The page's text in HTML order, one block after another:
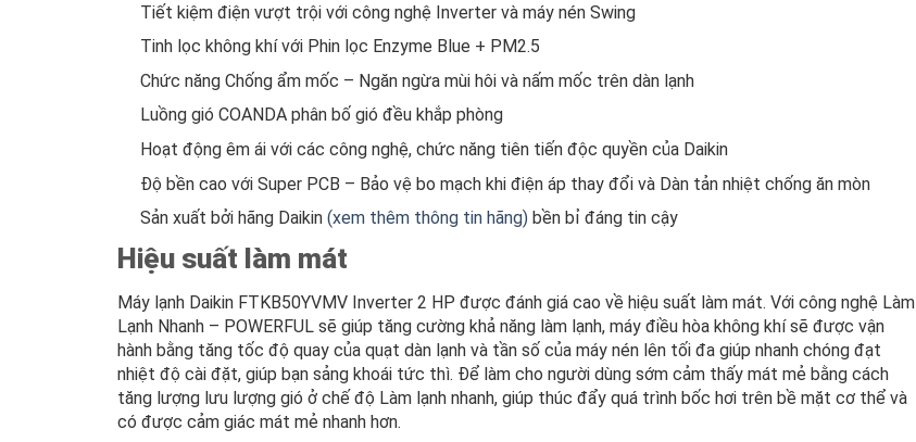
Tiết kiệm điện vượt trội với công nghệ Inverter và máy nén Swing
Tinh lọc không khí với Phin lọc Enzyme Blue + PM2.5
Chức năng Chống ẩm mốc – Ngăn ngừa mùi hôi và nấm mốc trên dàn lạnh
Luồng gió COANDA phân bố gió đều khắp phòng
Hoạt động êm ái với các công nghệ, chức năng tiên tiến độc quyền của Daikin
Độ bền cao với Super PCB – Bảo vệ bo mạch khi điện áp thay đổi và Dàn tản nhiệt chống ăn mòn
Sản xuất bởi hãng Daikin (xem thêm thông tin hãng)bền bỉ đáng tin cậy
Hiệu suất làm mát
Máy lạnh Daikin FTKB50YVMV Inverter 2 HP được đánh giá cao về hiệu suất làm mát. Với công nghệ Làm
Lạnh Nhanh – POWERFUL sẽ giúp tăng cường khả năng làm lạnh, máy điều hòa không khí sẽ được vận
hành bằng tăng tốc độ quay của quạt dàn lạnh và tần số của máy nén lên tối đa giúp nhanh chóng đạt
nhiệt độ cài đặt, giúp bạn sảng khoái tức thì. Để làm cho người dùng sớm cảm thấy mát mẻ bằng cách
tăng lượng lưu lượng gió ở chế độ Làm lạnh nhanh, giúp thúc đẩy quá trình bốc hơi trên bề mặt cơ thể và
có được cảm giác mát mẻ nhanh hơn.